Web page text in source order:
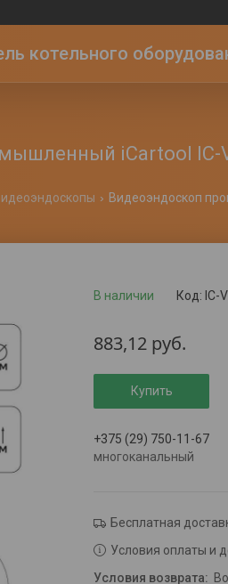
котельного
iCartool IC-
Видеоэндоскоп
В наличии Код: IC-
883,12 руб.
Купить
+375 (29) 750-11-67
многоканальный
Бесплатная
Условия оплаты и